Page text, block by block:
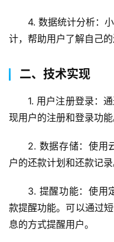
4. 数据统计分析：
计，帮助用户了解自己的
二、技术实现
1. 用户注册登录：
现用户的注册和登录功能
2. 数据存储：使用
户的还款计划和还款记录
3. 提醒功能：使用
款提醒功能。可以通过
息的方式提醒用户。